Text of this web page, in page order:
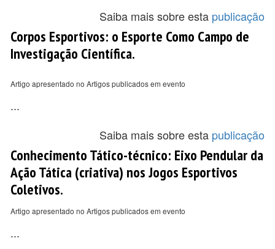
Saiba mais sobre esta publicação
Corpos Esportivos: o Esporte Como Campo de
Investigação Científica.
Artigo apresentado no Artigos publicados em evento
...
Saiba mais sobre esta publicação
Conhecimento Tático-técnico: Eixo Pendular da
Ação Tática (criativa) nos Jogos Esportivos
Coletivos.
Artigo apresentado no Artigos publicados em evento
...